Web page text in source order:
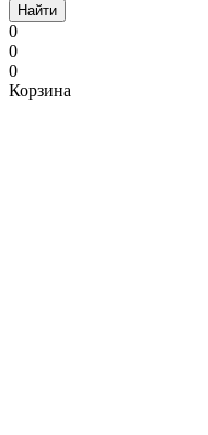
Найти
0
0
0
Корзина